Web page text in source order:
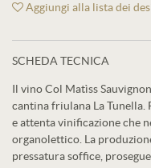
Aggiungi alla lista dei
SCHEDA TECNICA
Il vino Col Matìss
cantina friulana La Tunella.
e attenta vinificazione che
organolettico. La
pressatura soffice,